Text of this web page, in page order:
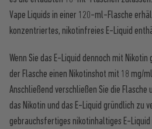
Vape Liquids in einer 120-ml-Flasche
konzentriertes, nikotinfreies E-Liquid
Wenn Sie das E-Liquid dennoch mit
der Flasche einen Nikotinshot mit 18 mg/
Anschließend verschließen Sie die
das Nikotin und das E-Liquid gründlich zu
gebrauchsfertiges nikotinhaltiges E-